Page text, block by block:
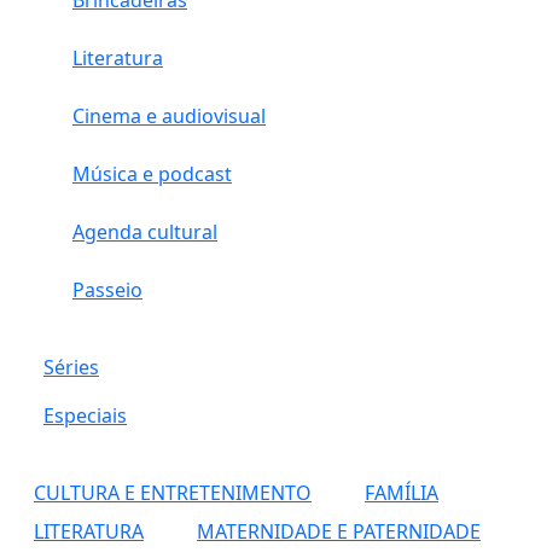
Literatura
Cinema e audiovisual
Música e podcast
Agenda cultural
Passeio
Séries
Especiais
CULTURA E ENTRETENIMENTO
FAMÍLIA
LITERATURA
MATERNIDADE E PATERNIDADE